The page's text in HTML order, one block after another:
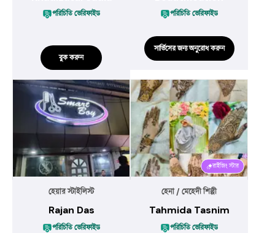
পরিচিতি ভেরিফাইড
বুক করুন
পরিচিতি ভেরিফাইড
সার্ভিসের জন্য অনুরোধ করুন
হেয়ার স্টাইলিস্ট
Rajan Das
পরিচিতি ভেরিফাইড
রাইজিং স্টার
হেনা / মেহেদী শিল্পী
Tahmida Tasnim
পরিচিতি ভেরিফাইড